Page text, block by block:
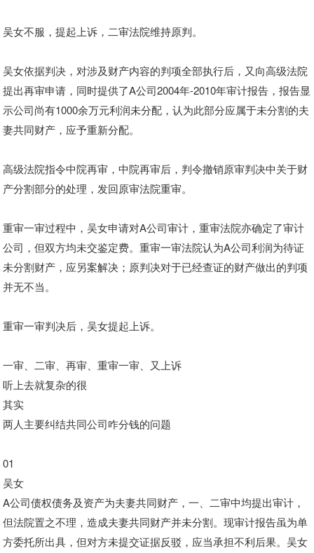
吴女不服，提起上诉，二审法院维持原判。
吴女依据判决，对涉及财产内容的判项全部执行后， 又向高级法院
提出再审申请 ，同时提供了A公司2004年-2010年审计报告，报告显
示公司尚有1000余万元利润未分配，认为此部分应属于未分割的夫
妻共同财产，应予重新分配。
高级法院指令中院再审 ，中院再审后 ，判令撤销原审判决中关于财
产分割部分的处理， 发回原审法院重审。
重审一审过程中，吴女申请对A公司审计，重审法院亦确定了审计
公司，但双方均未交鉴定费。重审一审法院认为A公司利润为待证
未分割财产，应另案解决；原判决对于已经查证的财产做出的判项
并无不当。
重审一审判决后，吴女提起上诉。
一审、二审、再审、重审一审、又上诉
听上去就复杂的很
其实
两人主要纠结共同公司咋分钱的问题
01
吴女
A公司债权债务及资产为夫妻共同财产，一、二审中均提出审计，
但法院置之不理，造成夫妻共同财产并未分割。现审计报告虽为单
方委托所出具，但对方未提交证据反驳，应当承担不利后果。吴女